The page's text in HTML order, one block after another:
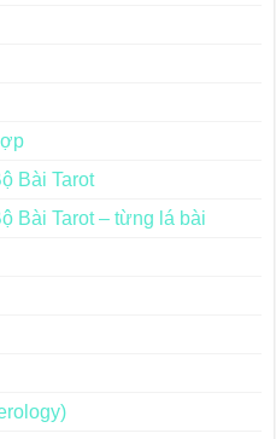
Bài Tarot
Bài Tarot – từng lá bài